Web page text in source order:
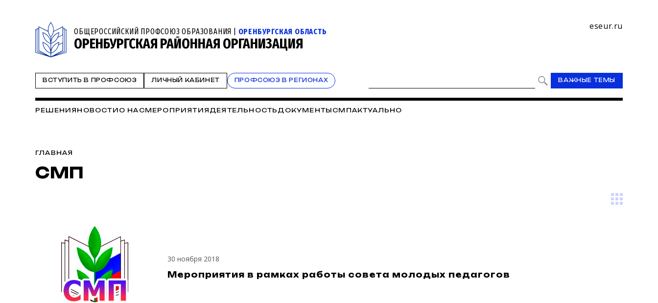
ОБЩЕРОССИЙСКИЙ ПРОФСОЮЗ ОБРАЗОВАНИЯ | ОРЕНБУРГСКАЯ ОБЛАСТЬ
ОРЕНБУРГСКАЯ РАЙОННАЯ ОРГАНИЗАЦИЯ
eseur.ru
ВСТУПИТЬ В ПРОФСОЮЗ ЛИЧНЫЙ КАБИНЕТ ПРОФСОЮЗ В РЕГИОНАХ ВАЖНЫЕ ТЕМЫ
РЕШЕНИЯ НОВОСТИ О НАСМЕРОПРИЯТИЯ ДЕЯТЕЛЬНОСТЬ ДОКУМЕНТЫ СМПАКТУАЛЬНО
ГЛАВНАЯ
СМП
30 ноября 2018
Мероприятия в рамках работы совета молодых педагогов